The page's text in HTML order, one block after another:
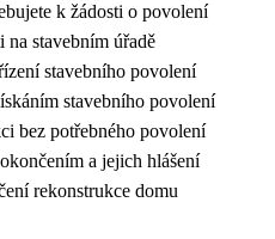
k žádosti o povolení
na stavebním úřadě
stavebního povolení
stavebního povolení
bez potřebného povolení
a jejich hlášení
rekonstrukce domu